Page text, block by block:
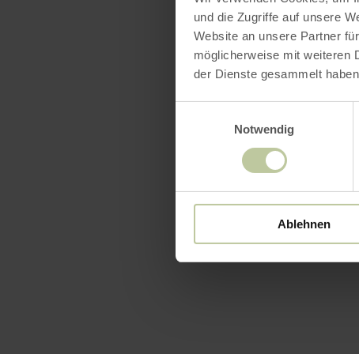
und die Zugriffe auf unsere
Website an unsere Partner
möglicherweise mit weiteren
der Dienste gesammelt
Notwendig
Ablehnen